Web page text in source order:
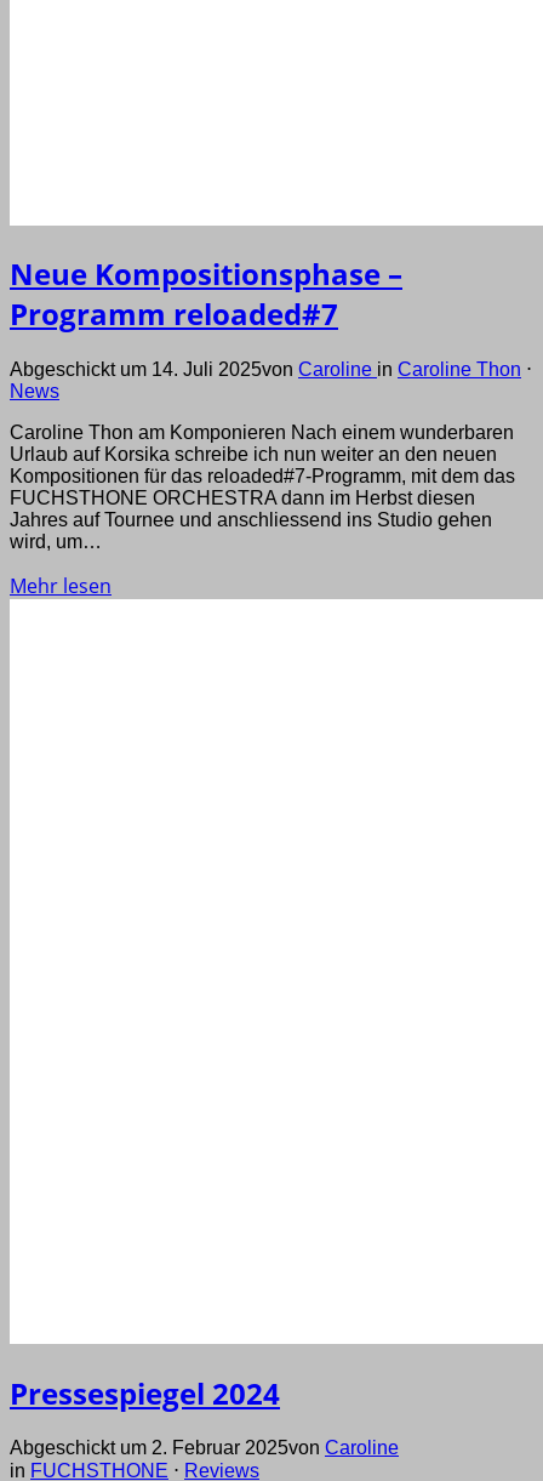
Neue Kompositionsphase –
Programm reloaded#7
Abgeschickt um 14. Juli 2025von Caroline in Caroline Thon ⋅
News
Caroline Thon am Komponieren Nach einem wunderbaren
Urlaub auf Korsika schreibe ich nun weiter an den neuen
Kompositionen für das reloaded#7-Programm, mit dem das
FUCHSTHONE ORCHESTRA dann im Herbst diesen
Jahres auf Tournee und anschliessend ins Studio gehen
wird, um…
Mehr lesen
Pressespiegel 2024
Abgeschickt um 2. Februar 2025von Caroline
in FUCHSTHONE ⋅ Reviews